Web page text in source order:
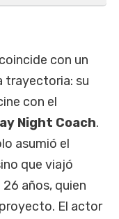
con un
trayectoria: su
con el
Night Coach.
asumió el
que viajó
años, quien
El actor